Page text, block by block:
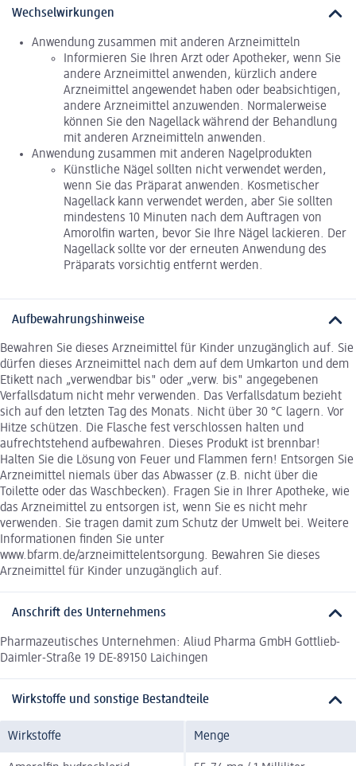
Wechselwirkungen
Anwendung zusammen mit anderen Arzneimitteln
Informieren Sie Ihren Arzt oder Apotheker, wenn Sie
andere Arzneimittel anwenden, kürzlich andere
Arzneimittel angewendet haben oder beabsichtigen,
andere Arzneimittel anzuwenden. Normalerweise
können Sie den Nagellack während der Behandlung
mit anderen Arzneimitteln anwenden.
Anwendung zusammen mit anderen Nagelprodukten
Künstliche Nägel sollten nicht verwendet werden,
wenn Sie das Präparat anwenden. Kosmetischer
Nagellack kann verwendet werden, aber Sie sollten
mindestens 10 Minuten nach dem Auftragen von
Amorolfin warten, bevor Sie Ihre Nägel lackieren. Der
Nagellack sollte vor der erneuten Anwendung des
Präparats vorsichtig entfernt werden.
Aufbewahrungshinweise
Bewahren Sie dieses Arzneimittel für Kinder unzugänglich auf. Sie
dürfen dieses Arzneimittel nach dem auf dem Umkarton und dem
Etikett nach „verwendbar bis" oder „verw. bis" angegebenen
Verfallsdatum nicht mehr verwenden. Das Verfallsdatum bezieht
sich auf den letzten Tag des Monats. Nicht über 30 °C lagern. Vor
Hitze schützen. Die Flasche fest verschlossen halten und
aufrechtstehend aufbewahren. Dieses Produkt ist brennbar!
Halten Sie die Lösung von Feuer und Flammen fern! Entsorgen Sie
Arzneimittel niemals über das Abwasser (z.B. nicht über die
Toilette oder das Waschbecken). Fragen Sie in Ihrer Apotheke, wie
das Arzneimittel zu entsorgen ist, wenn Sie es nicht mehr
verwenden. Sie tragen damit zum Schutz der Umwelt bei. Weitere
Informationen finden Sie unter
www.bfarm.de/arzneimittelentsorgung. Bewahren Sie dieses
Arzneimittel für Kinder unzugänglich auf.
Anschrift des Unternehmens
Pharmazeutisches Unternehmen: Aliud Pharma GmbH Gottlieb-
Daimler-Straße 19 DE-89150 Laichingen
Wirkstoffe und sonstige Bestandteile
Wirkstoffe Menge